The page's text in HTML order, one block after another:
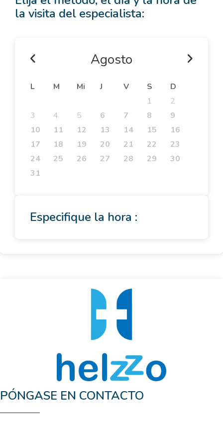
la visita del especialista:
Agosto
L M Mi J V S
D
1
2
3
4 5 6 7 8
9
10
11 12 13 14 15
16
17
18 19 20 21 22
23
24
25 26 27 28 29
30
31
Especifique la hora :
PÓNGASE EN CONTACTO